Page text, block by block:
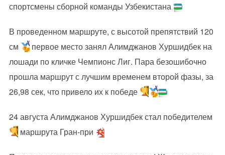
спортсмены сборной команды Узбекистана
В проведенном маршруте, с высотой препятствий 120
см
первое место занял Алимджанов Хуршидбек на
лошади по кличке Чемпионс Лиг. Пара безошибочно
прошла маршрут с лучшим временем второй фазы, за
26,98 сек, что привело их к победе
24 августа Алимджанов Хуршидбек стал победителем
маршрута Гран-при